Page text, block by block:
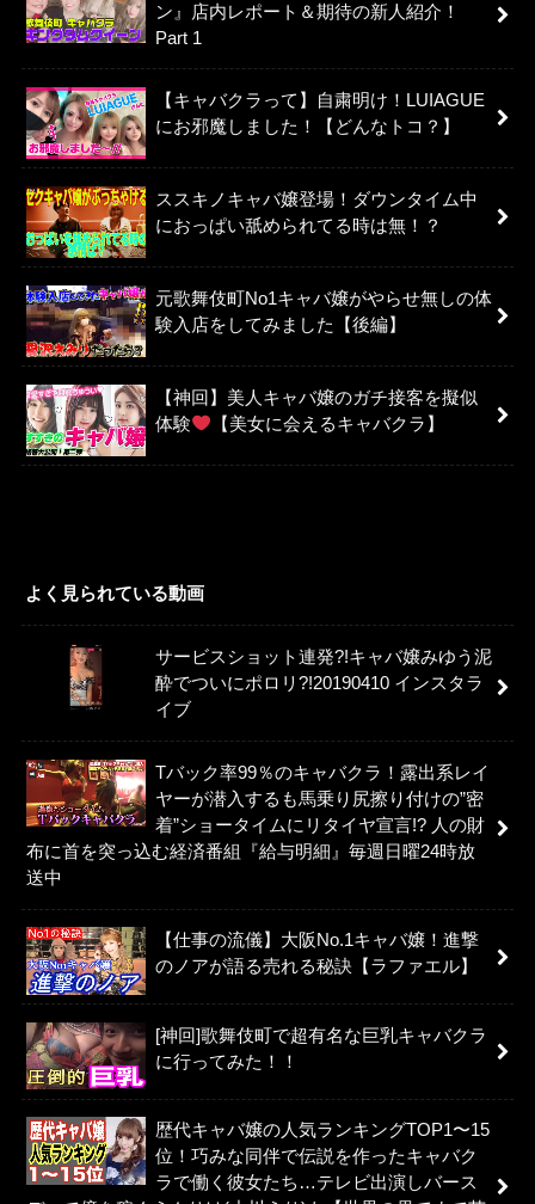
ン』店内レポート＆期待の新人紹介！
Part 1
【キャバクラって】自粛明け！LUIAGUE
にお邪魔しました！【どんなトコ？】
ススキノキャバ嬢登場！ダウンタイム中
におっぱい舐められてる時は無！？
元歌舞伎町No1キャバ嬢がやらせ無しの体
験入店をしてみました【後編】
【神回】美人キャバ嬢のガチ接客を擬似
体験
【美女に会えるキャバクラ】
よく見られている動画
サービスショット連発?!キャバ嬢みゆう泥
酔でついにポロリ?!20190410 インスタラ
イブ
Tバック率99％のキャバクラ！露出系レイ
ヤーが潜入するも馬乗り尻擦り付けの”密
着”ショータイムにリタイヤ宣言!? 人の財
布に首を突っ込む経済番組『給与明細』毎週日曜24時放
送中
【仕事の流儀】大阪No.1キャバ嬢！進撃
のノアが語る売れる秘訣【ラファエル】
[神回]歌舞伎町で超有名な巨乳キャバクラ
に行ってみた！！
歴代キャバ嬢の人気ランキングTOP1〜15
位！巧みな同伴で伝説を作ったキャバク
ラで働く彼女たち…テレビ出演しバース